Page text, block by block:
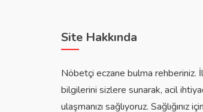
Site Hakkında
Nöbetçi eczane bulma rehberiniz.
bilgilerini sizlere sunarak, acil
ulaşmanızı sağlıyoruz. Sağlığınız